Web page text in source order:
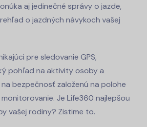
aj jedinečné správy o jazde,
o jazdných návykoch vašej
pre sledovanie GPS,
pohľad na aktivity osoby a
bezpečnosť založenú na polohe
Je Life360 najlepšou
vašej rodiny? Zistime to.